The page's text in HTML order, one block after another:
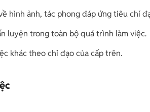
hình ảnh, tác phong đáp ứng tiêu chí
luyện trong toàn bộ quá trình làm việc.
khác theo chỉ đạo của cấp trên.